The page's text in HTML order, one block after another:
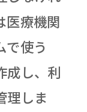
医療機関
で使う
成し、利
理しま